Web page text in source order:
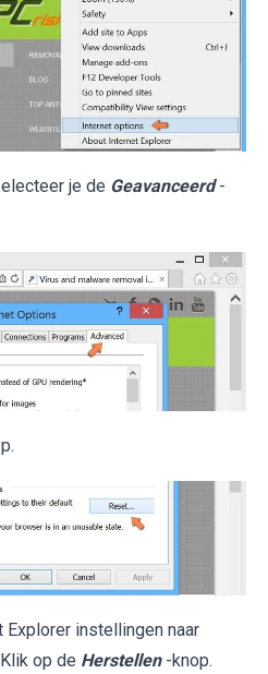
je de Geavanceerd -
instellingen naar
op de Herstellen -knop.